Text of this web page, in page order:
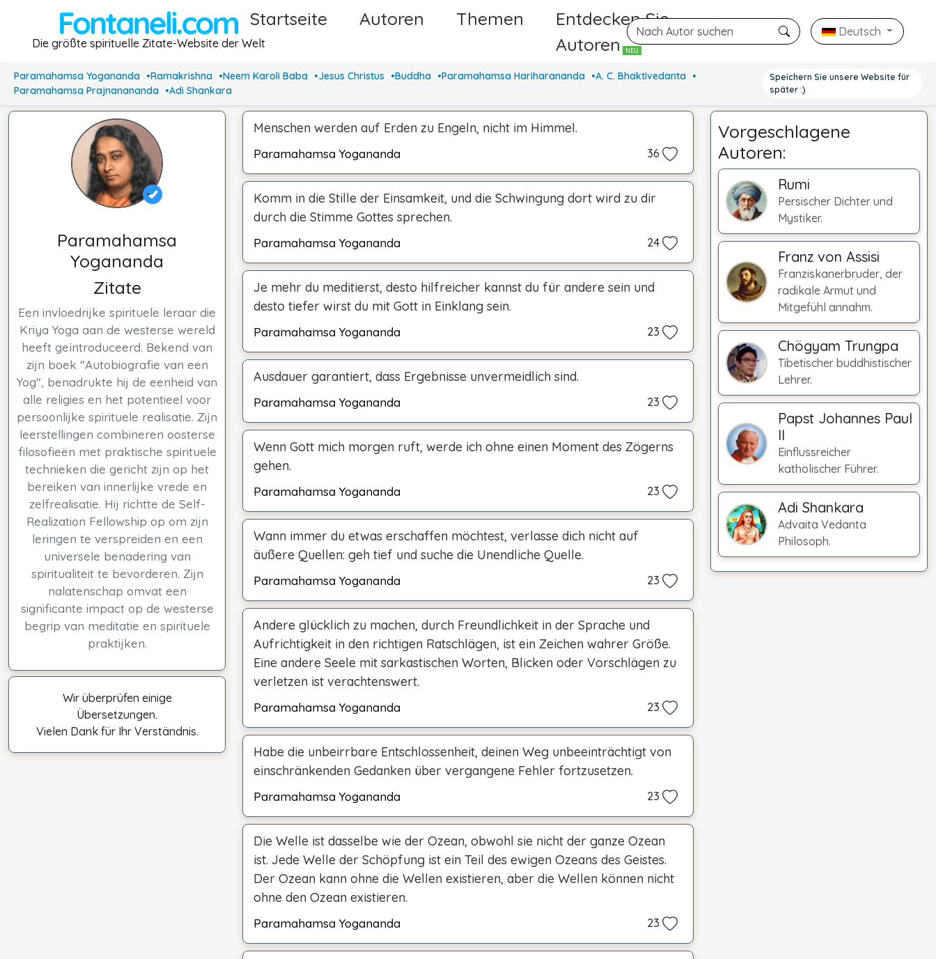
Die größte spirituelle Zitate-Website der Welt
Startseite Autoren Themen
Entdecken Sie
AutorenNEU
Deutsch
Paramahamsa Yogananda Ramakrishna Neem Karoli Baba Jesus Christus Buddha Paramahamsa Hariharananda
A. C. Bhaktivedanta
Paramahamsa Prajnanananda
Adi Shankara
Speichern Sie unsere Website für
später :)
Paramahamsa
Yogananda
Zitate
Een invloedrijke spirituele leraar die
Kriya Yoga aan de westerse wereld
heeft geïntroduceerd. Bekend van
zijn boek "Autobiografie van een
Yog", benadrukte hij de eenheid van
alle religies en het potentieel voor
persoonlijke spirituele realisatie. Zijn
leerstellingen combineren oosterse
filosofieën met praktische spirituele
technieken die gericht zijn op het
bereiken van innerlijke vrede en
zelfrealisatie. Hij richtte de Self-
Realization Fellowship op om zijn
leringen te verspreiden en een
universele benadering van
spiritualiteit te bevorderen. Zijn
nalatenschap omvat een
significante impact op de westerse
begrip van meditatie en spirituele
praktijken.
Wir überprüfen einige
Übersetzungen.
Vielen Dank für Ihr Verständnis.
Menschen werden auf Erden zu Engeln, nicht im Himmel.
Paramahamsa Yogananda 36
Komm in die Stille der Einsamkeit, und die Schwingung dort wird zu dir
durch die Stimme Gottes sprechen.
Paramahamsa Yogananda 24
Je mehr du meditierst, desto hilfreicher kannst du für andere sein und
desto tiefer wirst du mit Gott in Einklang sein.
Paramahamsa Yogananda 23
Ausdauer garantiert, dass Ergebnisse unvermeidlich sind.
Paramahamsa Yogananda 23
Wenn Gott mich morgen ruft, werde ich ohne einen Moment des Zögerns
gehen.
Paramahamsa Yogananda 23
Wann immer du etwas erschaffen möchtest, verlasse dich nicht auf
äußere Quellen: geh tief und suche die Unendliche Quelle.
Paramahamsa Yogananda 23
Andere glücklich zu machen, durch Freundlichkeit in der Sprache und
Aufrichtigkeit in den richtigen Ratschlägen, ist ein Zeichen wahrer Größe.
Eine andere Seele mit sarkastischen Worten, Blicken oder Vorschlägen zu
verletzen ist verachtenswert.
Paramahamsa Yogananda 23
Habe die unbeirrbare Entschlossenheit, deinen Weg unbeeinträchtigt von
einschränkenden Gedanken über vergangene Fehler fortzusetzen.
Paramahamsa Yogananda 23
Die Welle ist dasselbe wie der Ozean, obwohl sie nicht der ganze Ozean
ist. Jede Welle der Schöpfung ist ein Teil des ewigen Ozeans des Geistes.
Der Ozean kann ohne die Wellen existieren, aber die Wellen können nicht
ohne den Ozean existieren.
Paramahamsa Yogananda 23
Vorgeschlagene
Autoren:
Rumi
Persischer Dichter und
Mystiker.
Franz von Assisi
Franziskanerbruder, der
radikale Armut und
Mitgefühl annahm.
Chögyam Trungpa
Tibetischer buddhistischer
Lehrer.
Papst Johannes Paul
II
Einflussreicher
katholischer Führer.
Adi Shankara
Advaita Vedanta
Philosoph.